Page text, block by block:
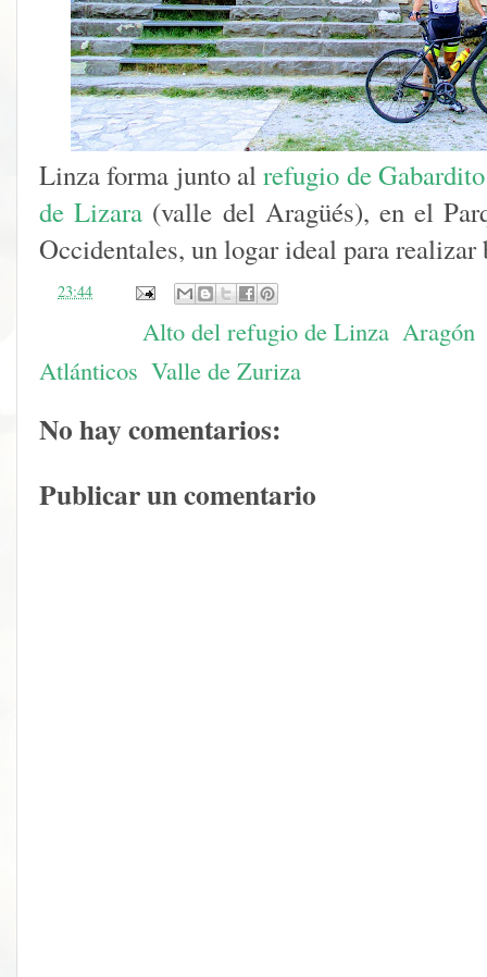
Linza forma junto alrefugio de Gabardito
de Lizara (valle del Aragüés), en el
Occidentales, un logar ideal para
23:44
Alto del refugio de Linza Aragón
Atlánticos Valle de Zuriza
No hay comentarios:
Publicar un comentario